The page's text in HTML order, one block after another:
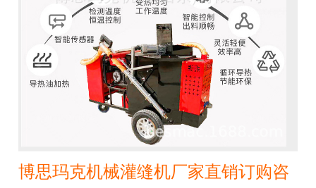
博思玛克机械灌缝机厂家直销订购咨